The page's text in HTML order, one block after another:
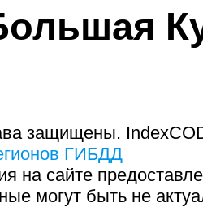
защищены.
ГИБДД
на сайте
могут быть не